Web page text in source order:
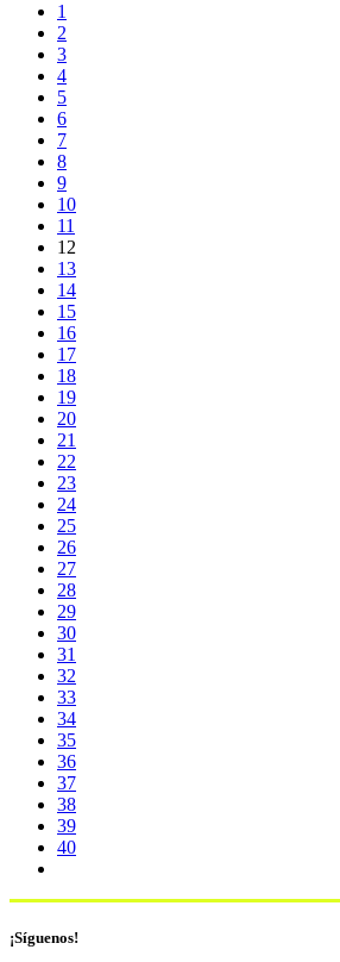
1
2
3
4
5
6
7
8
9
10
11
12
13
14
15
16
17
18
19
20
21
22
23
24
25
26
27
28
29
30
31
32
33
34
35
36
37
38
39
40
¡Síguenos!